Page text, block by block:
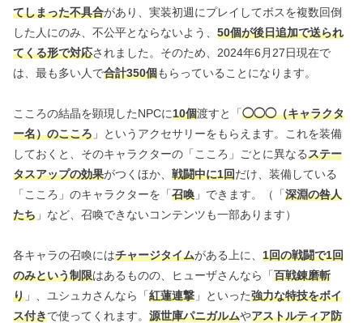
てしまった不具合があり、実装初週にプレイしてボスを複数回倒
した人にのみ、不公平とならないよう、 50個が後日追加で送られ
てくる形で対応されました。そのため、2024年6月27日現在で
は、最も多い人で合計350個もらっていることになります。
こころの結晶を顕現したNPCに10個渡すと「◯◯◯（キャラクタ
ー名）のこころ 」というアクセサリーをもらえます。これを装備
しておくと、そのキャラクターの「こころ」ごとに異なるステー
タスアップの効果がつくほか、 戦闘中に1回だけ、装備している
「こころ」のキャラクターを「召喚 」できます。（「深淵の咎人
たち 」など、召喚できないコンテンツも一部あります）
各キャラの召喚にはチャージタイムがある上に、 1回の戦闘で1回
のみという制限はあるものの、ヒューザさんなら「百戦錬磨斬
り 」、ユシュカさんなら「紅蓮連撃 」といった強力な特技をボイ
ス付きで使ってくれます。 源世庫パニガルムやアストルティア防